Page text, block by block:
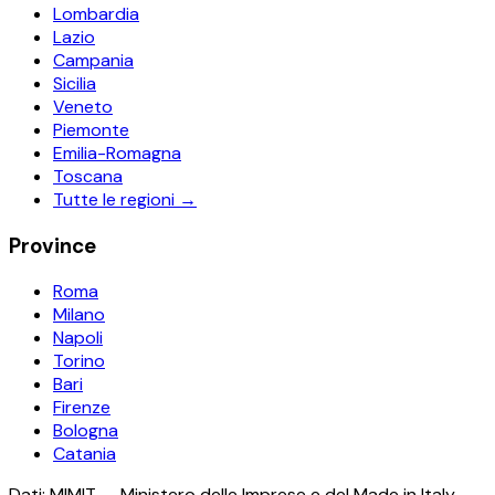
Lombardia
Lazio
Campania
Sicilia
Veneto
Piemonte
Emilia-Romagna
Toscana
Tutte le regioni →
Province
Roma
Milano
Napoli
Torino
Bari
Firenze
Bologna
Catania